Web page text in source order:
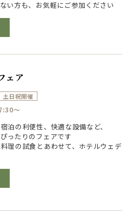
い方も、お気軽にご参加ください
ェア
土日祝開催
～
泊の利便性、快適な設備など、
ったりのフェアです
理の試食とあわせて、ホテルウェデ